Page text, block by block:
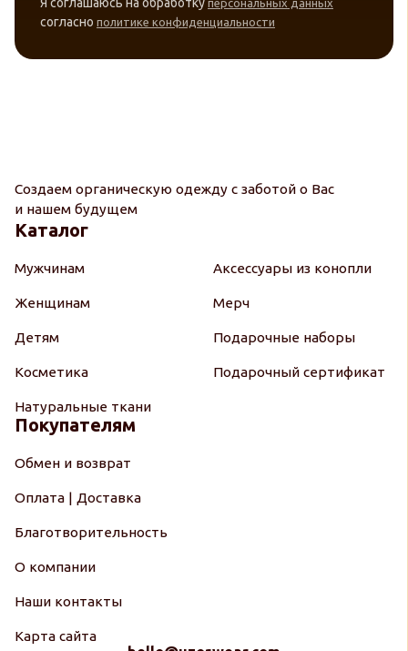
персональных данных
согласно политике конфиденциальности
Создаем органическую одежду с заботой о Вас
и нашем будущем
Каталог
Мужчинам
Женщинам
Детям
Косметика
Натуральные ткани
Аксессуары из конопли
Мерч
Подарочные наборы
Подарочный сертификат
Покупателям
Обмен и возврат
Оплата | Доставка
Благотворительность
О компании
Наши контакты
Карта сайта